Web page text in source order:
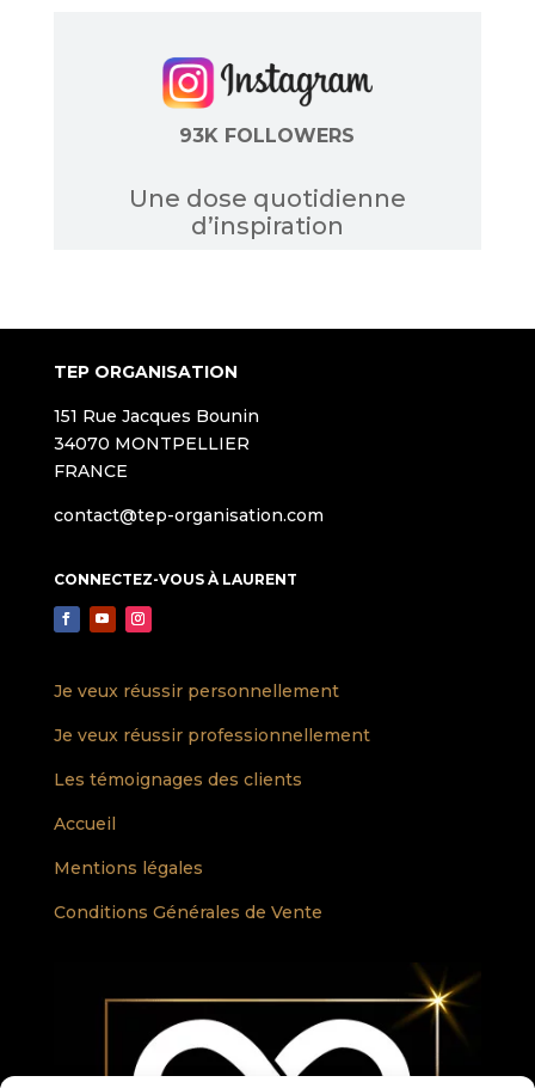
93K FOLLOWERS
Une dose quotidienne
d’inspiration
TEP ORGANISATION
151 Rue Jacques Bounin
34070 MONTPELLIER
FRANCE
contact@tep-organisation.com
CONNECTEZ-VOUS À LAURENT
Je veux réussir personnellement
Je veux réussir professionnellement
Les témoignages des clients
Accueil
Mentions légales
Conditions Générales de Vente